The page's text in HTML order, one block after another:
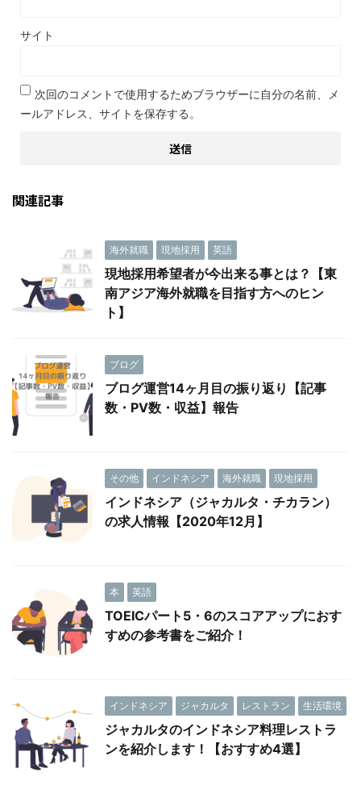
サイト
次回のコメントで使用するためブラウザーに自分の名前、メ
ールアドレス、サイトを保存する。
関連記事
海外就職 現地採用 英語
現地採用希望者が今出来る事とは？【東
南アジア海外就職を目指す方へのヒン
ト】
ブログ
ブログ運営14ヶ月目の振り返り【記事
数・PV数・収益】報告
その他 インドネシア 海外就職 現地採用
インドネシア（ジャカルタ・チカラン）
の求人情報【2020年12月】
本 英語
TOEICパート5・6のスコアアップにおす
すめの参考書をご紹介！
インドネシア ジャカルタ レストラン 生活環境
ジャカルタのインドネシア料理レストラ
ンを紹介します！【おすすめ4選】